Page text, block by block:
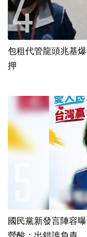
包租代管龍頭兆基
押
國民黨新發言陣容